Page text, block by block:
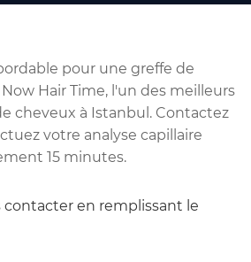
pour une greffe de
Hair Time, l'un des meilleurs
cheveux à Istanbul. Contactez
votre analyse capillaire
15 minutes.
contacter en remplissant le